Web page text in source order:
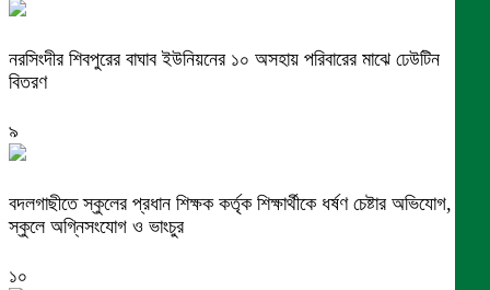
নরসিংদীর শিবপুরের বাঘাব ইউনিয়নের ১০ অসহায় পরিবারের মাঝে ঢেউটিন
বিতরণ
৯
বদলগাছীতে স্কুলের প্রধান শিক্ষক কর্তৃক শিক্ষার্থীকে ধর্ষণ চেষ্টার অভিযোগ,
স্কুলে অগ্নিসংযোগ ও ভাংচুর
১০